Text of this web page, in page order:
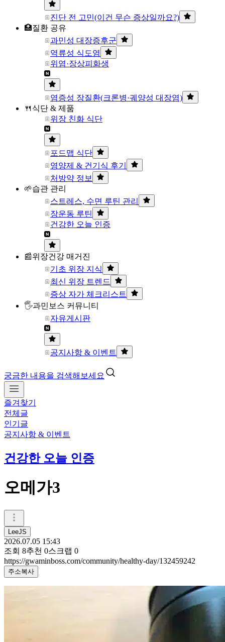
진단 전 고민(이건 무슨 증상일까요?)
🏥질환 공유
과민성 대장증후군
역류성 식도염
위염·장상피화생
염증성 장질환(크론병·궤양성 대장염)
🍴식단 & 제품
위장 친화 식단
포드맵 식단
영양제 & 건기식 후기
처방약 정보
🌱습관 관리
스트레스, 수면 루틴 관리
장운동 루틴
건강한 오늘 인증
📰위장건강 매거진
기초 위장 지식
최신 위장 트렌드
증상 자가 체크리스트
🖐과민보스 커뮤니티
자유게시판
공지사항 & 이벤트
궁금한 내용을 검색해보세요
즐겨찾기
전체글
인기글
공지사항 & 이벤트
건강한 오늘 인증
오메가3
LeeJS
2026.07.05 15:43
조회 8추천 0스크랩 0
https://gwaminboss.com/community/healthy-day/132459242
주소복사